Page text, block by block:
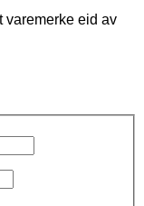
varemerke eid av